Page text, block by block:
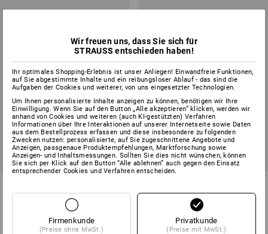
NEU
SALE -33%
NEU
SALE -31%
(m. MwSt.)
Wir freuen uns, dass Sie sich für
STRAUSS entschieden haben!
Ihr optimales Shopping-Erlebnis ist unser Anliegen! Einwandfreie Funktionen,
auf Sie abgestimmte Inhalte und ein reibungsloser Ablauf - das sind die
Aufgaben der Cookies und weiterer, von uns eingesetzter Technologien.
Um Ihnen personalisierte Inhalte anzeigen zu können, benötigen wir Ihre
Einwilligung. Wenn Sie auf den Button „Alle akzeptieren“ klicken, werden wir
anhand von Cookies und weiteren (auch KI-gestützten) Verfahren
Informationen über Ihre Interaktionen auf unserer Internetseite sowie Daten
aus dem Bestellprozess erfassen und diese insbesondere zu folgenden
Zwecken nutzen: personalisierte, auf Sie zugeschnittene Angebote und
Anzeigen, passgenaue Produktempfehlungen, Marktforschung sowie
Anzeigen- und Inhaltsmessungen. Sollten Sie dies nicht wünschen, können
Sie sich per Klick auf den Button “Alle ablehnen” auch gegen den Einsatz
entsprechender Cookies und Verfahren entscheiden.
Firmenkunde
(Preise ohne MwSt.)
Privatkunde
(Preise mit MwSt.)